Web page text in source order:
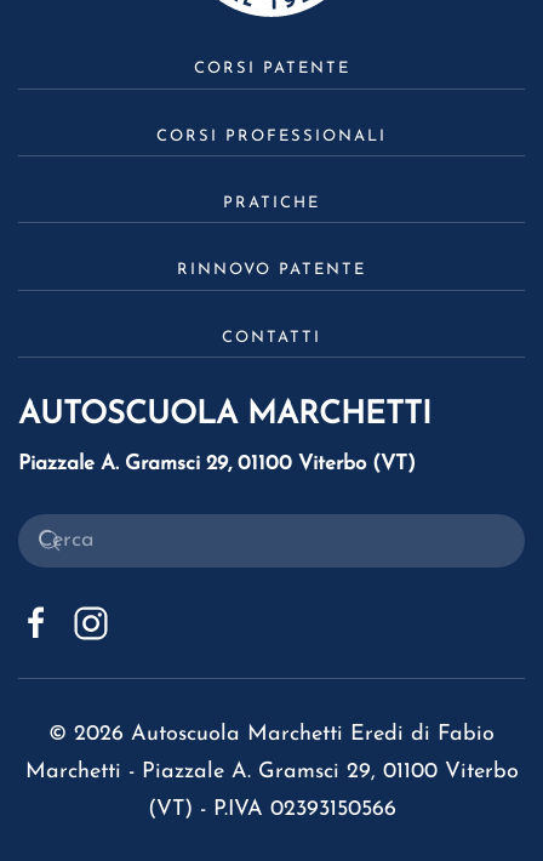
CORSI PATENTE
CORSI PROFESSIONALI
PRATICHE
RINNOVO PATENTE
CONTATTI
AUTOSCUOLA MARCHETTI
Piazzale A. Gramsci 29, 01100 Viterbo (VT)
© 2026 Autoscuola Marchetti Eredi di Fabio
Marchetti - Piazzale A. Gramsci 29, 01100 Viterbo
(VT) - P.IVA 02393150566